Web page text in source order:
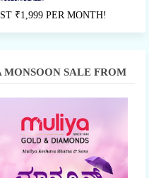
₹1,999 PER MONTH!
SALE FROM